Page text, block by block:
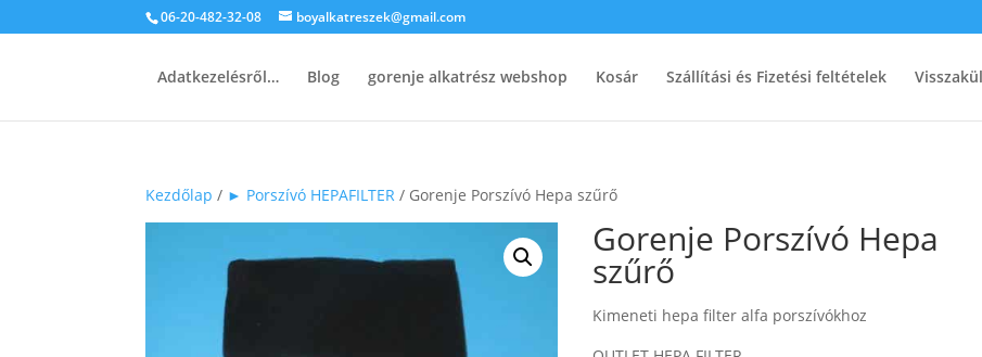
06-20-482-32-08 boyalkatreszek@gmail.com
Adatkezelésről… Blog gorenje alkatrész webshop Kosár Szállítási és Fizetési feltételek
Kezdőlap / ► Porszívó HEPAFILTER / Gorenje Porszívó Hepa szűrő
Gorenje Porszívó Hepa
szűrő
Kimeneti hepa filter alfa porszívókhoz